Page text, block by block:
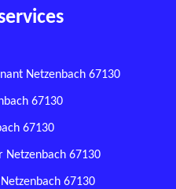
Netzenbach 67130
67130
67130
Netzenbach 67130
67130